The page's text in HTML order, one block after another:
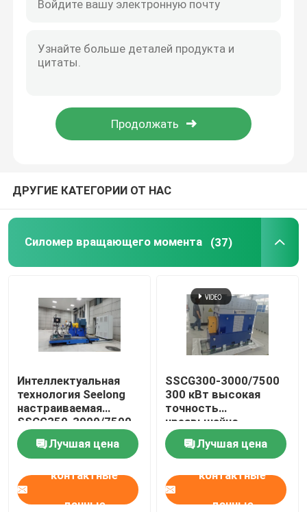
Стенд для испытания коробок передач
Мотор электрического привода
Машина хладоагента подготовляя
Силомер вихревого тока
Гидравлический силомер
ДРУГИЕ КАТЕГОРИИ ОТ НАС
Силомер вращающего момента (37)
Интеллектуальная
технология Seelong
настраиваемая
SSCG350-3000/7500
350Kw Моторная
производительность
Дино-тест
Лучшая цена
контактные
данные
SSCG300-3000/7500
300 кВт высокая
точность
чрезвычайно
экономически
эффективный
электрический
динамиметр Система
испытательной
скамейки для
Лучшая цена
контактные
данные